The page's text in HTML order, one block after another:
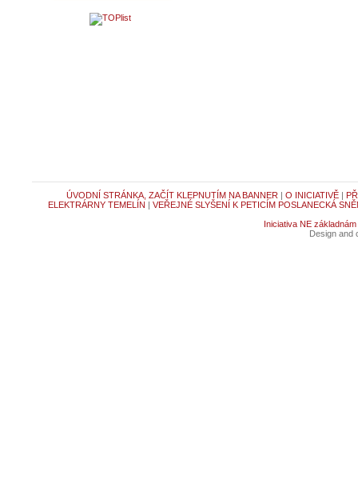
ÚVODNÍ STRÁNKA, ZAČÍT KLEPNUTÍM NA BANNER | O INICIATIVĚ|
ELEKTRÁRNY TEMELÍN | VEŘEJNÉ SLYŠENÍ K PETICÍM POSLANECKÁ
Iniciativa NE základnám
Design and